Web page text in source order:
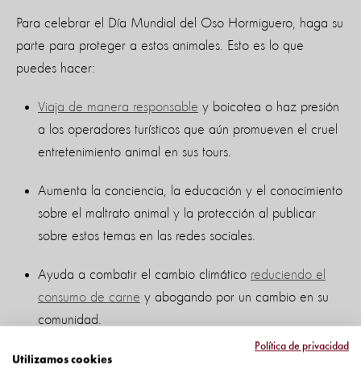
Para celebrar el Día Mundial del Oso Hormiguero, haga su
parte para proteger a estos animales. Esto es lo que
puedes hacer:
Viaja de manera responsable y boicotea o haz presión
a los operadores turísticos que aún promueven el cruel
entretenimiento animal en sus tours.
Aumenta la conciencia, la educación y el conocimiento
sobre el maltrato animal y la protección al publicar
sobre estos temas en las redes sociales.
Ayuda a combatir el cambio climático reduciendo el
consumo de carne y abogando por un cambio en su
comunidad.
Únete a nuestras campañas
Política de privacidad
Utilizamos cookies